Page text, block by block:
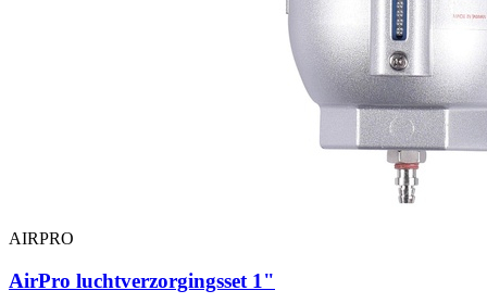
AIRPRO
AirPro luchtverzorgingsset 1"